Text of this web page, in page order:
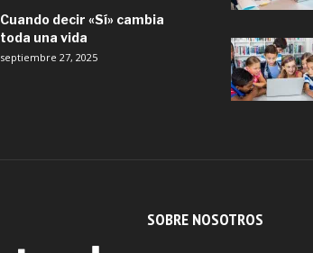
Cuando decir «Sí» cambia
toda una vida
septiembre 27, 2025
SOBRE NOSOTROS